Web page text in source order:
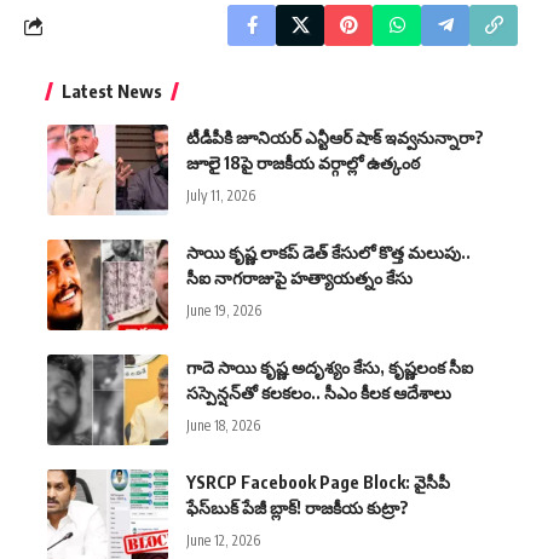
Latest News
టీడీపీకి జూనియర్ ఎన్టీఆర్ షాక్ ఇవ్వనున్నారా?
జూలై 18పై రాజకీయ వర్గాల్లో ఉత్కంఠ
July 11, 2026
సాయి కృష్ణ లాకప్ డెత్ కేసులో కొత్త మలుపు..
సీఐ నాగరాజుపై హత్యాయత్నం కేసు
June 19, 2026
గాదె సాయి కృష్ణ అదృశ్యం కేసు, కృష్ణలంక సీఐ
సస్పెన్షన్‌తో కలకలం.. సీఎం కీలక ఆదేశాలు
June 18, 2026
YSRCP Facebook Page Block: వైసీపీ
ఫేస్‌బుక్ పేజీ బ్లాక్! రాజకీయ కుట్రా?
June 12, 2026